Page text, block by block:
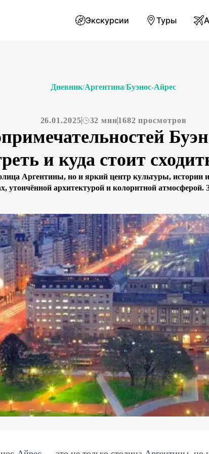
Экскурсии Туры
Дневник/Аргентина/Буэнос-Айрес
26.01.2025 32 мин1682 просмотров
и куда стоит
Аргентины, но и яркий центр культуры,
утончённой архитектурой и колоритной атмосферой.